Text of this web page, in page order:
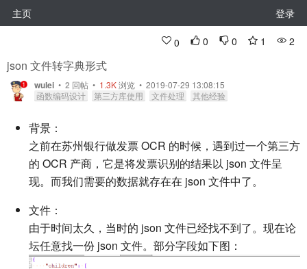
主页 登录
0 0 0 1 2
json 文件转字典形式
wulei • 2 回帖 • 1.3K浏览 • 2019-07-29 13:08:15
函数编码设计
第三方库使用 文件处理 其他经验
背景：
之前在苏州银行做发票 OCR 的时候，遇到过一个第三方
的 OCR 产商，它是将发票识别的结果以 json 文件呈
现。而我们需要的数据就存在在 json 文件中了。
文件：
由于时间太久，当时的 json 文件已经找不到了。现在论
坛任意找一份 json 文件。部分字段如下图：